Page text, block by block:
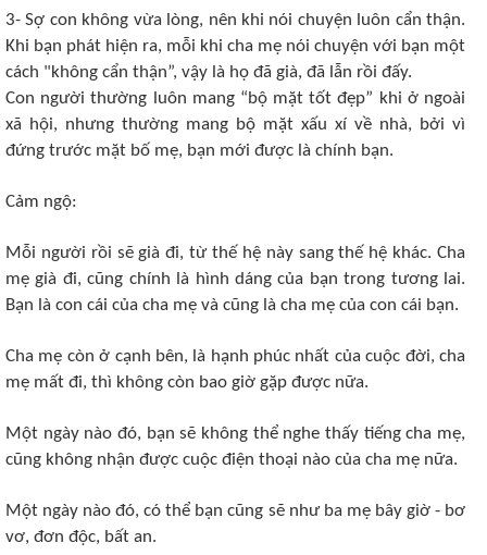
3- Sợ con không vừa lòng, nên khi nói chuyện luôn cẩn thận.
Khi bạn phát hiện ra, mỗi khi cha mẹ nói chuyện với bạn một
cách "không cẩn thận”, vậy là họ đã già, đã lẫn rồi đấy.
Con người thường luôn mang “bộ mặt tốt đẹp” khi ở ngoài
xã hội, nhưng thường mang bộ mặt xấu xí về nhà, bởi vì
đứng trước mặt bố mẹ, bạn mới được là chính bạn.
Cảm ngộ:
Mỗi người rồi sẽ già đi, từ thế hệ này sang thế hệ khác. Cha
mẹ già đi, cũng chính là hình dáng của bạn trong tương lai.
Bạn là con cái của cha mẹ và cũng là cha mẹ của con cái bạn.
Cha mẹ còn ở cạnh bên, là hạnh phúc nhất của cuộc đời, cha
mẹ mất đi, thì không còn bao giờ gặp được nữa.
Một ngày nào đó, bạn sẽ không thể nghe thấy tiếng cha mẹ,
cũng không nhận được cuộc điện thoại nào của cha mẹ nữa.
Một ngày nào đó, có thể bạn cũng sẽ như ba mẹ bây giờ - bơ
vơ, đơn độc, bất an.